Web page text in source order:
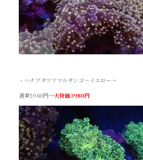
・ハナブサツツマルサンゴ～イエロー～
通常5980円→大特価3980円